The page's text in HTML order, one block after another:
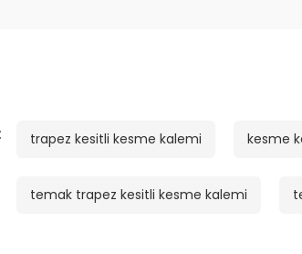
trapez kesitli kesme kalemi kesme
temak trapez kesitli kesme kalemi